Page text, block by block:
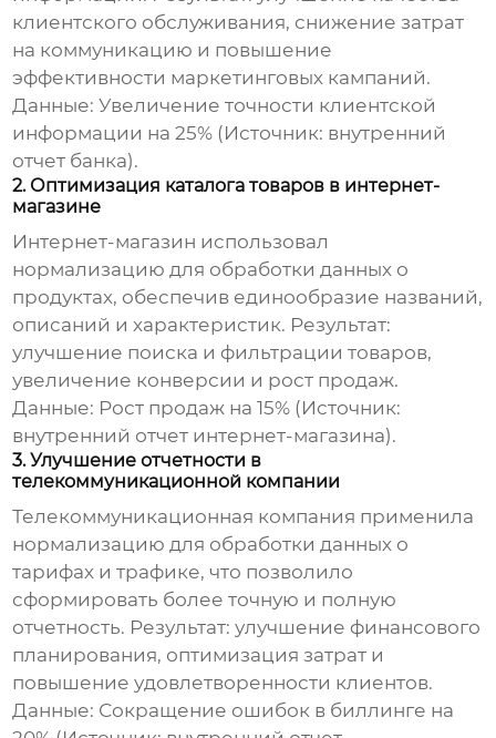
клиентского обслуживания, снижение затрат
на коммуникацию и повышение
эффективности маркетинговых кампаний.
Данные: Увеличение точности клиентской
информации на 25% (Источник: внутренний
отчет банка).
2. Оптимизация каталога товаров в интернет-
магазине
Интернет-магазин использовал
нормализацию для обработки данных о
продуктах, обеспечив единообразие названий,
описаний и характеристик. Результат:
улучшение поиска и фильтрации товаров,
увеличение конверсии и рост продаж.
Данные: Рост продаж на 15% (Источник:
внутренний отчет интернет-магазина).
3. Улучшение отчетности в
телекоммуникационной компании
Телекоммуникационная компания применила
нормализацию для обработки данных о
тарифах и трафике, что позволило
сформировать более точную и полную
отчетность. Результат: улучшение финансового
планирования, оптимизация затрат и
повышение удовлетворенности клиентов.
Данные: Сокращение ошибок в биллинге на